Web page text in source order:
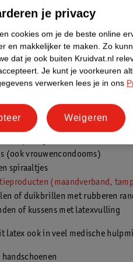
alledaagse producten. Bij
producten je gebruikt. Hieronder
latex kan voorkomen( 1,2,3):
hechtstrips
ondergoed met elastische banden
(ook vrouwencondooms)
spiraaltjes
(maandverband,
of duikbrillen met rubberen
of kussens met latexvulling
latex ook in veel medische
handschoenen
je privacy
cookies om je de beste online
en makkelijker te maken. Zo
dat je ook buiten Kruidvat.nl
Je kunt je voorkeuren
verwerken lees je in ons
Weigeren